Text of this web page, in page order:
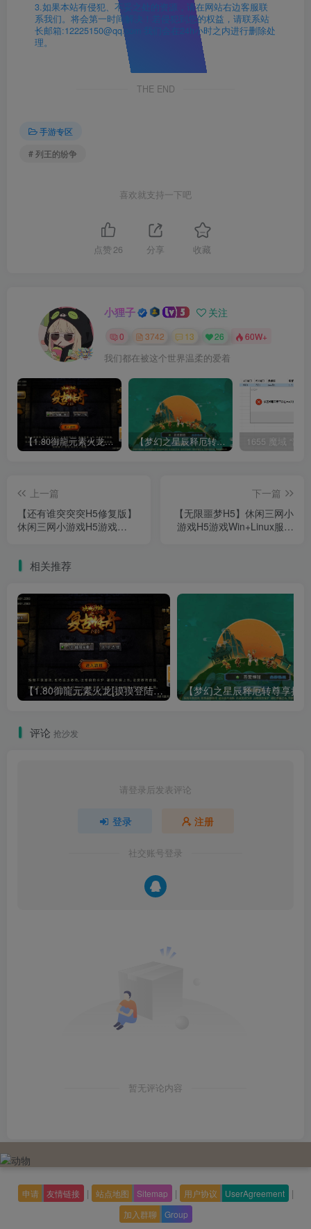
3.如果本站有侵犯、不妥之处的资源，请在网站右边客服联
系我们。将会第一时间解决！若侵犯到您的权益，请联系站
长邮箱:12225150@qq.com 我们会在24h小时之内进行删除处
理。
THE END
手游专区
# 列王的纷争
喜欢就支持一下吧
点赞 26 分享 收藏
小狸子 关注
0 3742 13 26 60W+
我们都在被这个世界温柔的爱着
【1.80御龍元素火龙[摸摸登陆器]】战神引擎WIN服务端+GM工具+充值后台+双端+架设教程 【梦幻之星辰释厄转尊享挂机版】MT3换皮梦幻西游Linux服务端+GM后台+双端+源码+架设教程
上一篇
【还有谁突突突H5修复版】
休闲三网小游戏H5游戏
下一篇
【无限噩梦H5】休闲三网小
游戏H5游戏Win+Linux服务
相关推荐
【1.80御龍元素火龙[摸摸登陆器]】战神引擎WIN服务端+GM工具+充值后台+双端+架设教程
评论 抢沙发
请登录后发表评论
登录 注册
社交账号登录
暂无评论内容
申请 友情链接 | 站点地图 Sitemap | 用户协议 UserAgreement |
加入群聊 Group